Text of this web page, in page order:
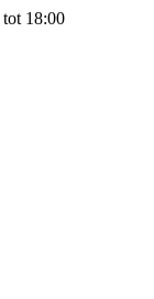
tot 18:00